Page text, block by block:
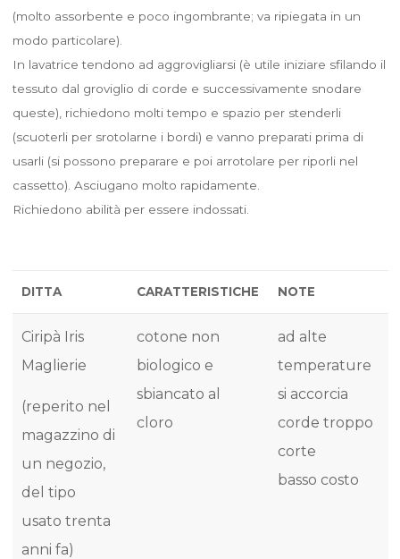
(molto assorbente e poco ingombrante; va ripiegata in un
modo particolare).
In lavatrice tendono ad aggrovigliarsi (è utile iniziare sfilando il
tessuto dal groviglio di corde e successivamente snodare
queste), richiedono molti tempo e spazio per stenderli
(scuoterli per srotolarne i bordi) e vanno preparati prima di
usarli (si possono preparare e poi arrotolare per riporli nel
cassetto). Asciugano molto rapidamente.
Richiedono abilità per essere indossati.
DITTA CARATTERISTICHE NOTE
Ciripà Iris
Maglierie
(reperito nel
magazzino di
un negozio,
del tipo
usato trenta
anni fa)
cotone non
biologico e
sbiancato al
cloro
ad alte
temperature
si accorcia
corde troppo
corte
basso costo